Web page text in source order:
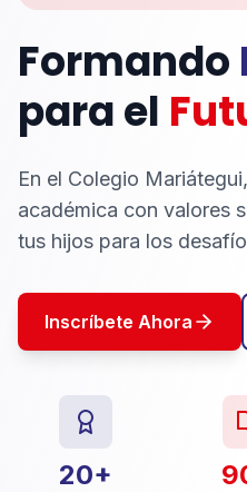
Formando
para el
En el Colegio
académica con valores
tus hijos para los
Inscríbete Ahora
20+